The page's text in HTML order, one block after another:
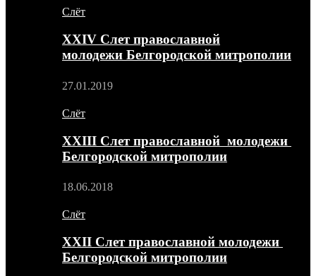
Слёт
XXIV Слет православной
молодежи Белгородской митрополии
27.01.2019
Слёт
XXIII Слет православной молодежи
Белгородской митрополии
18.06.2018
Слёт
XXII Слет православной молодежи
Белгородской митрополии